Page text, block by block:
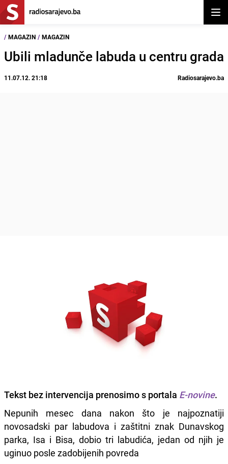
/ MAGAZIN / MAGAZIN
Ubili mladunče labuda u centru grada
11.07.12. 21:18 Radiosarajevo.ba
Tekst bez intervencija prenosimo s portala E-novine.
Nepunih mesec dana nakon što je najpoznatiji
novosadski par labudova i zaštitni znak Dunavskog
parka, Isa i Bisa, dobio tri labudića, jedan od njih je
uginuo posle zadobijenih povreda